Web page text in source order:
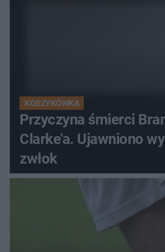
KOSZYKÓWKA
Przyczyna śmierci
Clarke'a. Ujawniono
zwłok